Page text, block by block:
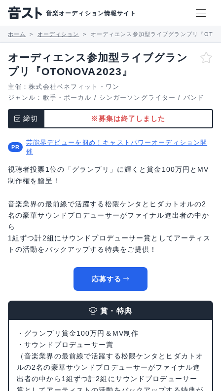
音楽オーディション情報サイト
ホーム オーディション オーディエンス参加型ライブグランプリ『
オーディエンス参加型ライブグラン
プリ『OTONOVA2023』
主催：株式会社ベネフィット・ワン
ジャンル： 歌手・ボーカル / シンガーソングライター / バンド
締切 ※募集は終了しました
芸能界デビューを掴め！キャストパワーオーディション開
催
視聴者投票1位の「グランプリ」に輝くと賞金100万円とMV
制作権を贈呈！
音楽業界の最前線で活躍する松隈ケンタとヒダカトオルの2
名の豪華サウンドプロデューサーがファイナル進出者の中か
ら
1組ずつ計2組にサウンドプロデューサー賞としてアーティス
トの活動をバックアップする特典をご提供！
応募する
賞・特典
・グランプリ賞金100万円＆MV制作
・サウンドプロデューサー賞
（音楽業界の最前線で活躍する松隈ケンタとヒダカトオ
ルの2名の豪華サウンドプロデューサーがファイナル進
出者の中から1組ずつ計2組にサウンドプロデューサー